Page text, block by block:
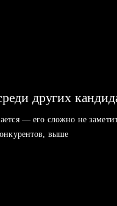
других
— его сложно не
выше